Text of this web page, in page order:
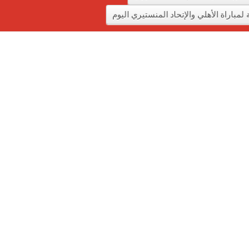
لمباراة الأهلي والإتحاد المنستيري اليوم